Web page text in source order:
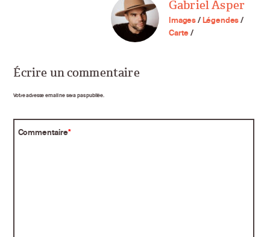
Gabriel Asper
Images/Légendes/
Carte/
Écrire un commentaire
Votre adresse email ne sera pas publiée.
Commentaire*